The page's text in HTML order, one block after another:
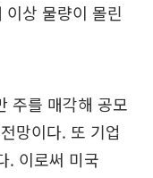
상 물량이 몰린
주를 매각해 공모
망이다. 또 기업
. 이로써 미국